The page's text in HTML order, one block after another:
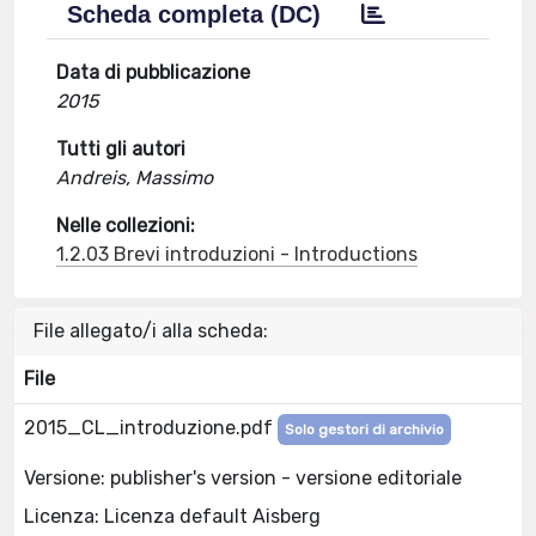
Scheda completa (DC)
Data di pubblicazione
2015
Tutti gli autori
Andreis, Massimo
Nelle collezioni:
1.2.03 Brevi introduzioni - Introductions
File allegato/i alla scheda:
File
2015_CL_introduzione.pdf Solo gestori di archivio
Versione: publisher's version - versione editoriale
Licenza: Licenza default Aisberg